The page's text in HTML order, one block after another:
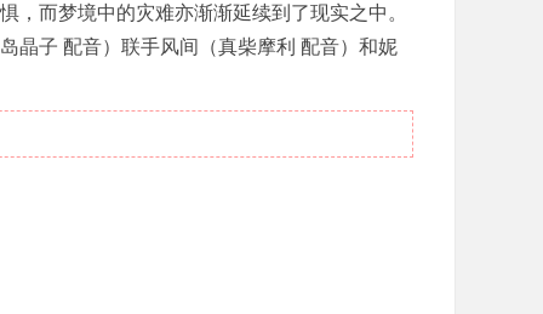
，而梦境中的灾难亦渐渐延续到了现实之中。
晶子 配音）联手风间（真柴摩利 配音）和妮